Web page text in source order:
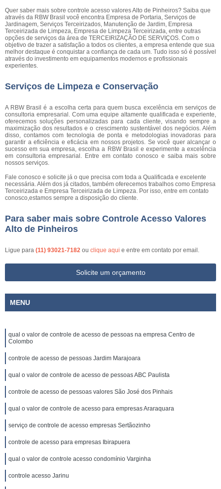
Quer saber mais sobre controle acesso valores Alto de Pinheiros? Saiba que
através da RBW Brasil você encontra Empresa de Portaria, Serviços de
Jardinagem, Serviços Terceirizados, Manutenção de Jardim, Empresa
Terceirizada de Limpeza, Empresa de Limpeza Terceirizada, entre outras
opções de serviços da área de TERCEIRIZAÇÃO DE SERVIÇOS. Com o
objetivo de trazer a satisfação a todos os clientes, a empresa entende que sua
melhor destaque é conquistar a confiança de cada um. Tudo isso só é possível
através do investimento em equipamentos modernos e profissionais
experientes.
Serviços de Limpeza e Conservação
A RBW Brasil é a escolha certa para quem busca excelência em serviços de
consultoria empresarial. Com uma equipe altamente qualificada e experiente,
oferecemos soluções personalizadas para cada cliente, visando sempre a
maximização dos resultados e o crescimento sustentável dos negócios. Além
disso, contamos com tecnologia de ponta e metodologias inovadoras para
garantir a eficiência e eficácia em nossos projetos. Se você quer alcançar o
sucesso em sua empresa, escolha a RBW Brasil e experimente a excelência
em consultoria empresarial. Entre em contato conosco e saiba mais sobre
nossos serviços.
Fale conosco e solicite já o que precisa com toda a Qualificada e excelente
necessária. Além dos já citados, também oferecemos trabalhos como Empresa
Terceirizada e Empresa Terceirizada de Limpeza. Por isso, entre em contato
conosco,estamos sempre a disposição do cliente.
Para saber mais sobre Controle Acesso Valores
Alto de Pinheiros
Ligue para (11) 93021-7182 ou clique aqui e entre em contato por email.
Solicite um orçamento
MENU
qual o valor de controle de acesso de pessoas na empresa Centro de
Colombo
controle de acesso de pessoas Jardim Marajoara
qual o valor de controle de acesso de pessoas ABC Paulista
controle de acesso de pessoas valores São José dos Pinhais
qual o valor de controle de acesso para empresas Araraquara
serviço de controle de acesso empresas Sertãozinho
controle de acesso para empresas Ibirapuera
qual o valor de controle acesso condomínio Varginha
controle acesso Jarinu